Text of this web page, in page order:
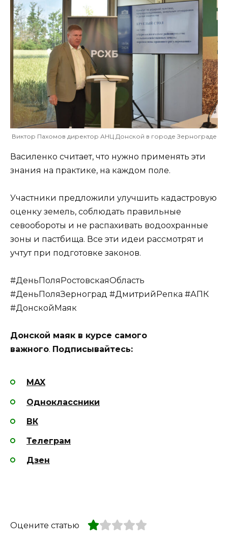
Виктор Пахомов директор АНЦ Донской в городе Зернограде
Василенко считает, что нужно применять эти
знания на практике, на каждом поле.
Участники предложили улучшить кадастровую
оценку земель, соблюдать правильные
севообороты и не распахивать водоохранные
зоны и пастбища. Все эти идеи рассмотрят и
учтут при подготовке законов.
#ДеньПоляРостовскаяОбласть
#ДеньПоляЗерноград #ДмитрийРепка #АПК
#ДонскойМаяк
Донской маяк в курсе самого
важного. Подписывайтесь:
MAX
Одноклассники
ВК
Телеграм
Дзен
Оцените статью